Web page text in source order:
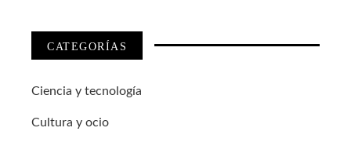
CATEGORÍAS
Ciencia y tecnología
Cultura y ocio